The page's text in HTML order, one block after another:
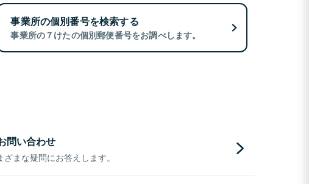
事業所の個別番号を検索する
事業所の７けたの個別郵便番号をお調べします。
問い合わせ
まな疑問にお答えします。